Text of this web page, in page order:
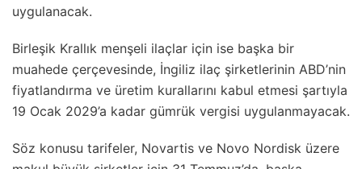
uygulanacak.
Birleşik Krallık menşeli ilaçlar için ise başka bir
muahede çerçevesinde, İngiliz ilaç şirketlerinin ABD’nin
fiyatlandırma ve üretim kurallarını kabul etmesi şartıyla
19 Ocak 2029’a kadar gümrük vergisi uygulanmayacak.
Söz konusu tarifeler, Novartis ve Novo Nordisk üzere